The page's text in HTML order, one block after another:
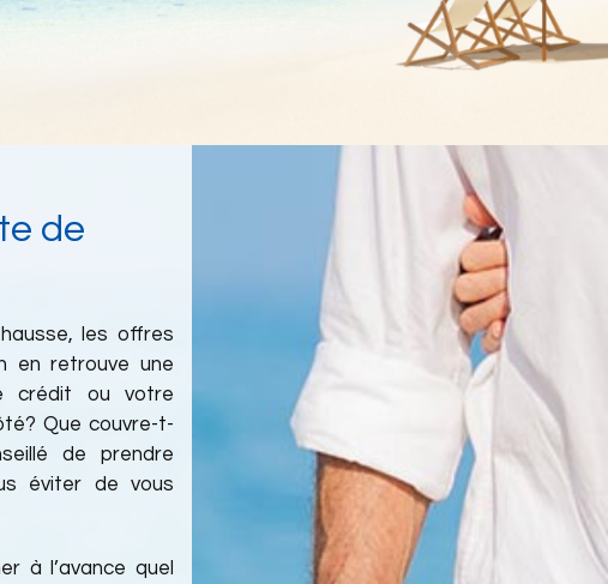
de
les offres
en retrouve une
crédit ou votre
Que couvre-t-
de prendre
éviter de vous
à l’avance quel